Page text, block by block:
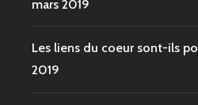
mars 2019
Les liens du coeur sont-ils
2019